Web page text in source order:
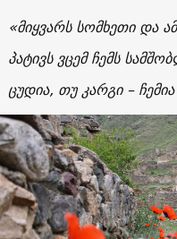
«მიყვარს სომხეთი და
პატივს ვცემ ჩემს
ცუდია, თუ კარგი –